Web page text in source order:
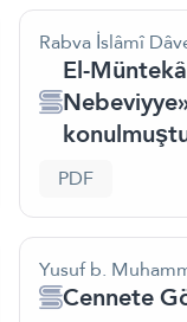
Rabva İslâmî
El-
PDF
Yusuf b.
Cennete